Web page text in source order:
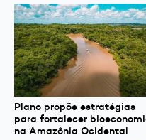
Plano propõe estratégias
para fortalecer
na Amazônia Ocidental